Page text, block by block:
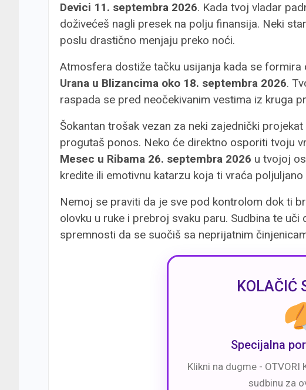
Devici 11. septembra 2026. Kada tvoj vladar
doživećeš nagli presek na polju finansija. Neki
poslu drastično menjaju preko noći.
Atmosfera dostiže tačku usijanja kada se formira
Urana u Blizancima oko 18. septembra 2026.
raspada se pred neočekivanim vestima iz kruga
Šokantan trošak vezan za neki zajednički
progutaš ponos. Neko će direktno osporiti tvoju
Mesec u Ribama 26. septembra 2026 u tvojoj
kredite ili emotivnu katarzu koja ti vraća
Nemoj se praviti da je sve pod kontrolom dok ti
olovku u ruke i prebroj svaku paru. Sudbina te
spremnosti da se suočiš sa neprijatnim
KOLAČIĆ
Specijalna
Klikni na dugme -
sudbinu za